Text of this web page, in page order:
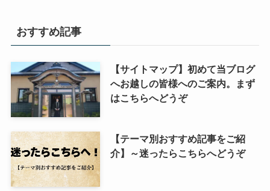
おすすめ記事
【サイトマップ】初めて当ブログ
へお越しの皆様へのご案内。まず
はこちらへどうぞ
【テーマ別おすすめ記事をご紹
介】～迷ったらこちらへどうぞ